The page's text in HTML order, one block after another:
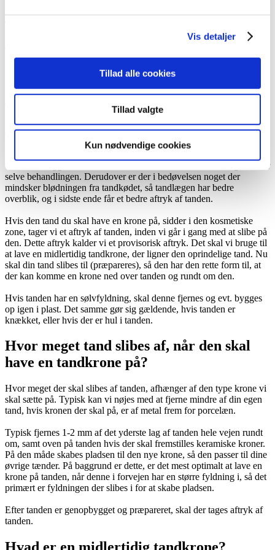
Vis detaljer
Tillad alle cookies
Tillad valgte
Kun nødvendige cookies
røntgenbilleder. Du kan hos Tandklinikken Wølund & Wolf booke
tand bør få en krone på.
Efter konsultationen udarbejder vi også et gratis og uforpligtende
tilbud til dig, hvorefter du kan tage stilling til, om du ønsker den
Aftryk til tandkrone og tilslibning
vi med at lægge bedøvelse til tanden, så du ikke mærker noget under
selve behandlingen. Derudover er der i bedøvelsen noget der
mindsker blødningen fra tandkødet, så tandlægen har bedre
overblik, og i sidste ende får et bedre aftryk af tanden.
Hvis den tand du skal have en krone på, sidder i den kosmetiske
zone, tager vi et aftryk af tanden, inden vi går i gang med at slibe på
den. Dette aftryk kalder vi et provisorisk aftryk. Det skal vi bruge til
at lave en midlertidig tandkrone, der ligner den oprindelige tand. Nu
skal din tand slibes til (præpareres), så den har den rette form til, at
der kan komme en krone ned over tanden og rundt om den.
Hvis tanden har en sølvfyldning, skal denne fjernes og evt. bygges
op igen i plast. Det samme gør sig gældende, hvis tanden er
knækket, eller hvis der er hul i tanden.
Hvor meget tand slibes af, når den skal
have en tandkrone på?
Hvor meget der skal slibes af tanden, afhænger af den type krone vi
skal sætte på. Typisk kan vi nøjes med at fjerne mindre af din egen
tand, hvis kronen der skal på, er af metal frem for porcelæn.
Typisk fjernes 1-2 mm af det yderste lag af tanden hele vejen rundt
om, samt oven på tanden hvis der skal fremstilles keramiske kroner.
På den måde skabes pladsen til den nye krone, så den passer til dine
øvrige tænder. På baggrund er dette, er det mest optimalt at lave en
krone på tanden, når denne i forvejen har en større fyldning i, så det
primært er fyldningen der slibes i for at skabe pladsen.
Efter tanden er genopbygget og præpareret, skal der tages aftryk af
tanden.